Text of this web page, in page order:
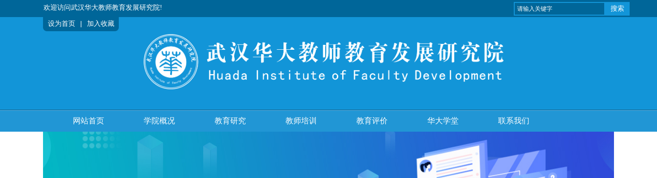
欢迎访问武汉华大教师教育发展研究院! 搜索
设为首页 | 加入收藏
网站首页 学院概况 教育研究 教师培训 教育评价 华大学堂 联系我们